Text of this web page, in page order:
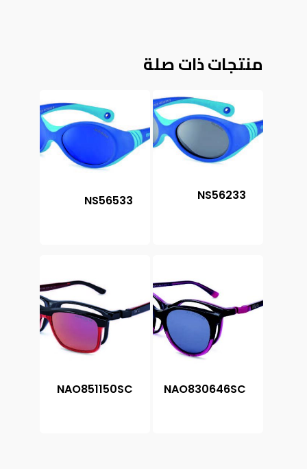
منتجات ذات صلة
NS56233
NS56533
NAO830646SC
NAO851150SC